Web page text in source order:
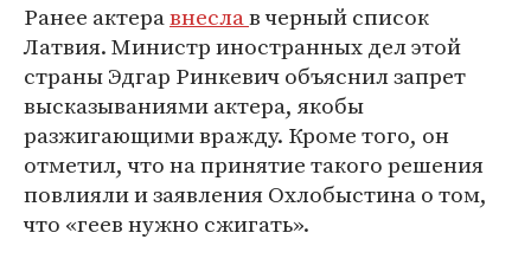
Ранее актеравнеслав черный список
Латвия. Министр иностранных дел этой
страны Эдгар Ринкевич объяснил запрет
высказываниями актера, якобы
разжигающими вражду. Кроме того, он
отметил, что на принятие такого решения
повлияли и заявления Охлобыстина о том,
что «геев нужно сжигать».